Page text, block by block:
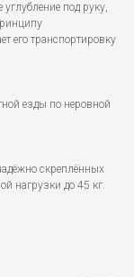
под руку,
его транспортировку
езды по неровной
скреплённых
нагрузки до 45 кг.